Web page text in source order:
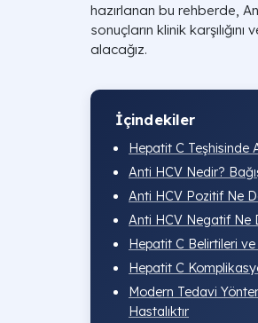
hazırlanan bu rehberde,
sonuçların klinik
alacağız.
İçindekiler
Hepatit C Teşhisinde
Anti HCV Nedir?
Anti HCV Pozitif Ne
Anti HCV Negatif Ne
Hepatit C Belirtileri
Hepatit C
Modern Tedavi
Hastalıktır